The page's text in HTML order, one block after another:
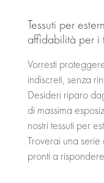
Tessuti per
affidabilità per i
Vorresti
indiscreti, senza
Desideri riparo
di massima
nostri tessuti per
Troverai una
pronti a